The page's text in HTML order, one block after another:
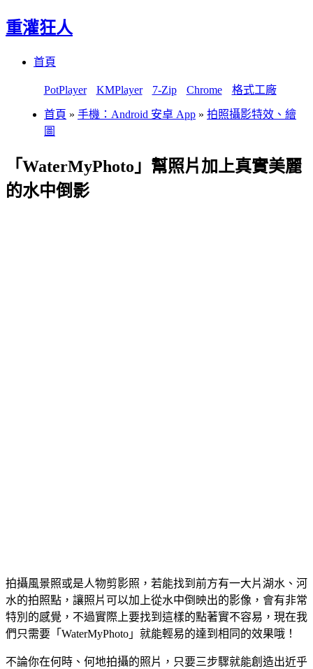
重灌狂人
首頁
PotPlayer KMPlayer 7-Zip Chrome 格式工廠
首頁 » 手機：Android 安卓 App » 拍照攝影特效、繪
圖
「WaterMyPhoto」幫照片加上真實美麗
的水中倒影
拍攝風景照或是人物剪影照，若能找到前方有一大片湖水、河
水的拍照點，讓照片可以加上從水中倒映出的影像，會有非常
特別的感覺，不過實際上要找到這樣的點著實不容易，現在我
們只需要「WaterMyPhoto」就能輕易的達到相同的效果哦！
不論你在何時、何地拍攝的照片，只要三步驟就能創造出近乎